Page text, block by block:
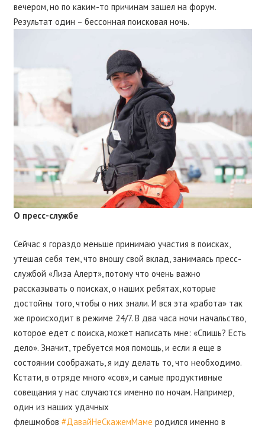
вечером, но по каким-то причинам зашел на форум.
Результат один – бессонная поисковая ночь.
О пресс-службе
Сейчас я гораздо меньше принимаю участия в поисках,
утешая себя тем, что вношу свой вклад, занимаясь пресс-
службой «Лиза Алерт», потому что очень важно
рассказывать о поисках, о наших ребятах, которые
достойны того, чтобы о них знали. И вся эта «работа» так
же происходит в режиме 24/7. В два часа ночи начальство,
которое едет с поиска, может написать мне: «Спишь? Есть
дело». Значит, требуется моя помощь, и если я еще в
состоянии соображать, я иду делать то, что необходимо.
Кстати, в отряде много «сов», и самые продуктивные
совещания у нас случаются именно по ночам. Например,
один из наших удачных
флешмобов #ДавайНеСкажемМаме родился именно в